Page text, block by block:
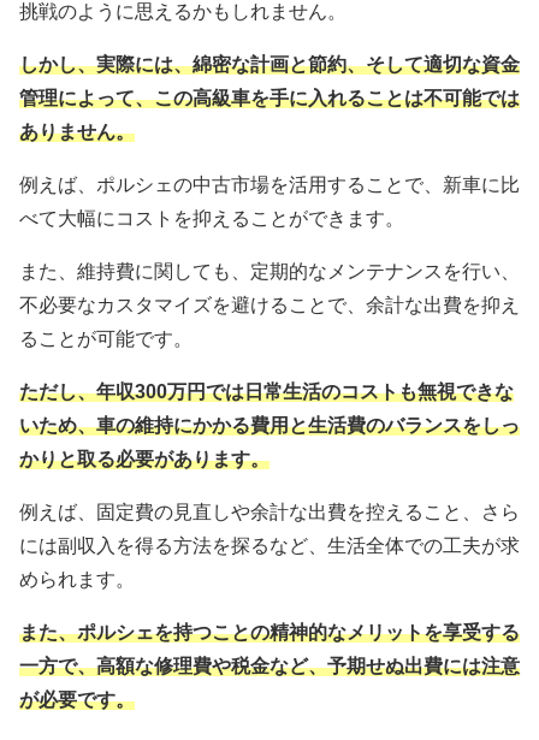
挑戦のように思えるかもしれません。
しかし、実際には、綿密な計画と節約、そして適切な資金
管理によって、この高級車を手に入れることは不可能では
ありません。
例えば、ポルシェの中古市場を活用することで、新車に比
べて大幅にコストを抑えることができます。
また、維持費に関しても、定期的なメンテナンスを行い、
不必要なカスタマイズを避けることで、余計な出費を抑え
ることが可能です。
ただし、年収300万円では日常生活のコストも無視できな
いため、車の維持にかかる費用と生活費のバランスをしっ
かりと取る必要があります。
例えば、固定費の見直しや余計な出費を控えること、さら
には副収入を得る方法を探るなど、生活全体での工夫が求
められます。
また、ポルシェを持つことの精神的なメリットを享受する
一方で、高額な修理費や税金など、予期せぬ出費には注意
が必要です。